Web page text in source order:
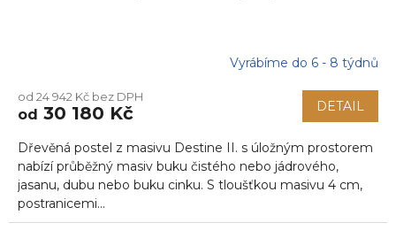
Vyrábíme do 6 - 8 týdnů
od 24 942 Kč bez DPH
od 30 180 Kč DETAIL
Dřevěná postel z masivu Destine II. s úložným prostorem
nabízí průběžný masiv buku čistého nebo jádrového,
jasanu, dubu nebo buku cinku. S tloušťkou masivu 4 cm,
postranicemi...